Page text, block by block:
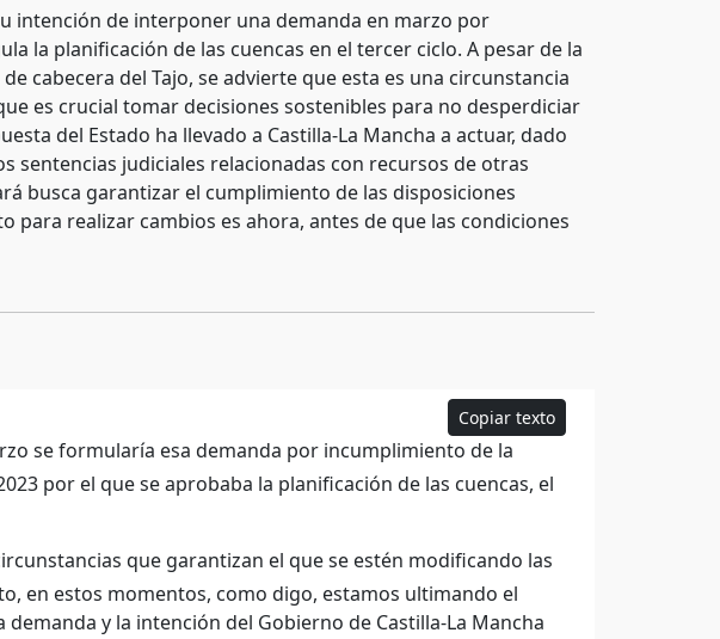
intención de interponer una demanda en marzo por
la planificación de las cuencas en el tercer ciclo. A pesar de la
cabecera del Tajo, se advierte que esta es una circunstancia
es crucial tomar decisiones sostenibles para no desperdiciar
del Estado ha llevado a Castilla-La Mancha a actuar, dado
sentencias judiciales relacionadas con recursos de otras
busca garantizar el cumplimiento de las disposiciones
para realizar cambios es ahora, antes de que las condiciones
Copiar texto
se formularía esa demanda por incumplimiento de la
por el que se aprobaba la planificación de las cuencas, el
que garantizan el que se estén modificando las
en estos momentos, como digo, estamos ultimando el
y la intención del Gobierno de Castilla-La Mancha